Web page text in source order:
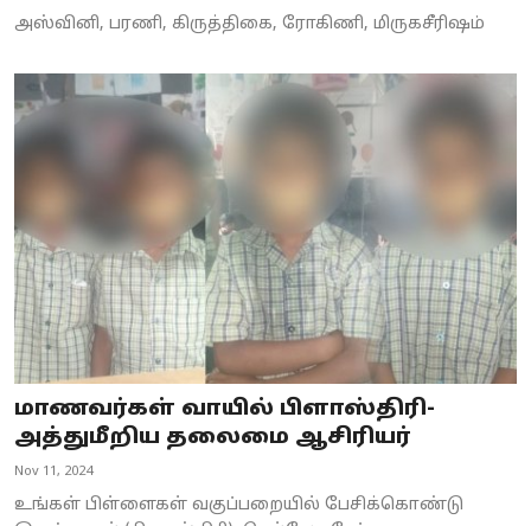
அஸ்வினி, பரணி, கிருத்திகை, ரோகிணி, மிருகசீரிஷம்
மாணவர்கள் வாயில் பிளாஸ்திரி-
அத்துமீறிய தலைமை ஆசிரியர்
Nov 11, 2024
உங்கள் பிள்ளைகள் வகுப்பறையில் பேசிக்கொண்டு